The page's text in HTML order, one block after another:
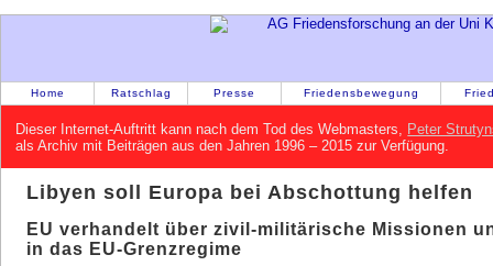
Home Ratschlag Presse Friedensbewegung
Dieser Internet-Auftritt kann nach dem Tod des Webmasters, Peter
als Archiv mit Beiträgen aus den Jahren 1996 – 2015 zur Verfügung.
Libyen soll Europa bei Abschottung helfen
EU verhandelt über zivil-militärische Missionen
in das EU-Grenzregime